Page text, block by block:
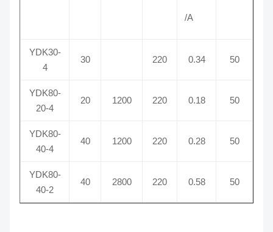
/A
YDK30-
4
30 220 0.34 50
YDK80-
20-4
20 1200 220 0.18 50
YDK80-
40-4
40 1200 220 0.28 50
YDK80-
40-2
40 2800 220 0.58 50